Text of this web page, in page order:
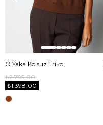
O Yaka Kolsuz Triko
₺1.398,00
₺2.795,00